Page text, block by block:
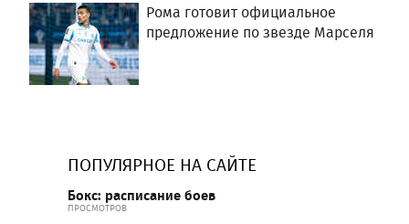
Рома готовит официальное
предложение по звезде Марселя
ПОПУЛЯРНОЕ НА САЙТЕ
Бокс: расписание боев
ПРОСМОТРОВ